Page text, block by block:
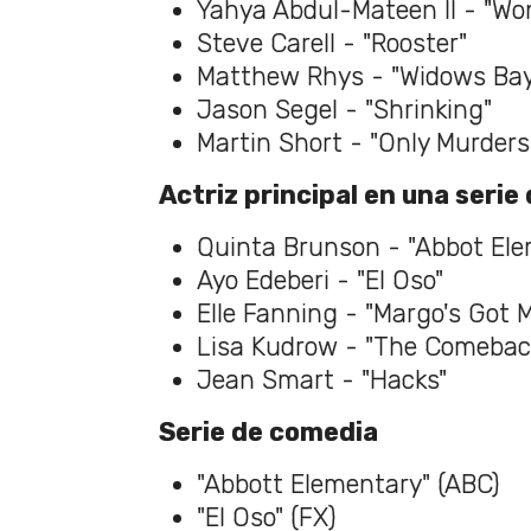
Yahya Abdul-Mateen II -
​Steve Carell - "Rooster"
Matthew Rhys - "Widows
Jason Segel - "Shrinking"
Martin Short - "Only
Actriz principal en una serie
Quinta Brunson - "Abbot
​Ayo Edeberi - "El Oso"
​Elle Fanning - "Margo's Got
​Lisa Kudrow - "The
​Jean Smart - "Hacks"
Serie de comedia
"Abbott Elementary" (ABC)
"El Oso" (FX)